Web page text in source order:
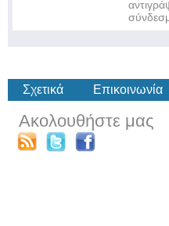
Σχετικά Επικοινωνία
Ακολουθήστε μας